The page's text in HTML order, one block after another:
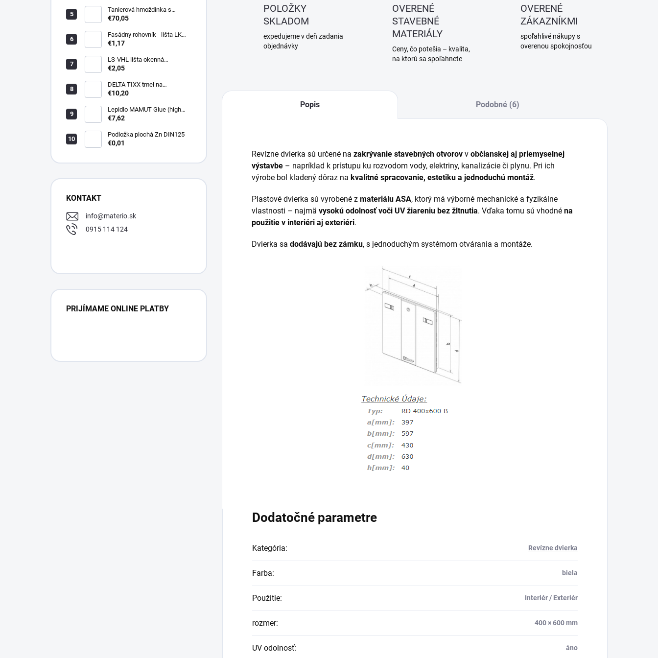
Tanierová hmoždinka s
kovovou skrutkou WKTHERM-
€70,05
Fasádny rohovník - lišta LK
PVC 2,5 m - LIKOV
€1,17
LS-VHL lišta okenná
začisťovacia s lamelou APU
€2,05
DELTA TIXX tmel na
parozábrany 310ml, dorken
€10,20
Lepidlo MAMUT Glue (high
track) 290 ml biele
€7,62
Podložka plochá Zn DIN125
€0,01
KONTAKT
info@materio.sk
0915 114 124
PRIJÍMAME ONLINE PLATBY
POLOŽKY
SKLADOM
expedujeme v deň zadania
objednávky
OVERENÉ
STAVEBNÉ
MATERIÁLY
Ceny, čo potešia – kvalita,
na ktorú sa spoľahnete
OVERENÉ
ZÁKAZNÍKMI
spoľahlivé nákupy s
overenou spokojnosťou
Popis Podobné (6)
Revízne dvierka sú určené na zakrývanie stavebných otvorov v občianskej aj priemyselnej
výstavbe – napríklad k prístupu ku rozvodom vody, elektriny, kanalizácie či plynu. Pri ich
výrobe bol kladený dôraz na kvalitné spracovanie, estetiku a jednoduchú montáž.
Plastové dvierka sú vyrobené z materiálu ASA, ktorý má výborné mechanické a fyzikálne
vlastnosti – najmä vysokú odolnosť voči UV žiareniu bez žltnutia. Vďaka tomu sú vhodné na
použitie v interiéri aj exteriéri.
Dvierka sa dodávajú bez zámku, s jednoduchým systémom otvárania a montáže.
Dodatočné parametre
Kategória: Revízne dvierka
Farba: biela
Použitie: Interiér / Exteriér
rozmer: 400 × 600 mm
UV odolnosť: áno